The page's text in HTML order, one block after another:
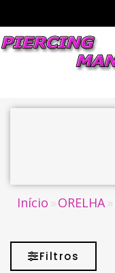
Início ORELHA
Filtros